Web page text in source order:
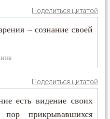
Поделиться цитатой
– сознание своей
Поделиться цитатой
есть видение своих
прикрывавшихся